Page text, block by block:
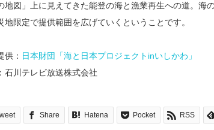
地図」上に見えてきた能登の海と漁業再生への道。
地限定で提供範囲を広げていくということです。
供： 日本財団「海と日本プロジェクトinいしかわ」
石川テレビ放送株式会社
Share Hatena Pocket RSS